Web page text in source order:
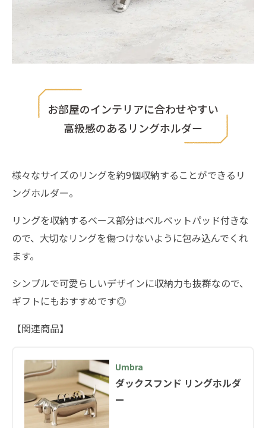
お部屋のインテリアに合わせやすい
高級感のあるリングホルダー
様々なサイズのリングを約9個収納することができるリ
ングホルダー。
リングを収納するベース部分はベルベットパッド付きな
ので、大切なリングを傷つけないように包み込んでくれ
ます。
シンプルで可愛らしいデザインに収納力も抜群なので、
ギフトにもおすすめです◎
【関連商品】
ダックスフンド リングホルダ
ー
Umbra